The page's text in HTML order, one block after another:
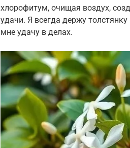
хлорофитум, очищая воздух,
удачи. Я всегда держу
мне удачу в делах.